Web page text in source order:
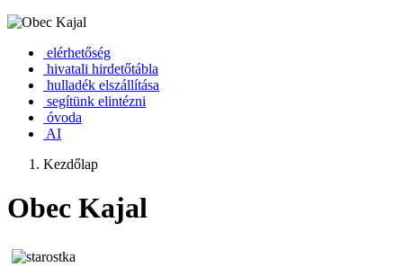
elérhetőség
hivatali hirdetőtábla
hulladék elszállítása
segítünk elintézni
óvoda
AI
Kezdőlap
Obec Kajal